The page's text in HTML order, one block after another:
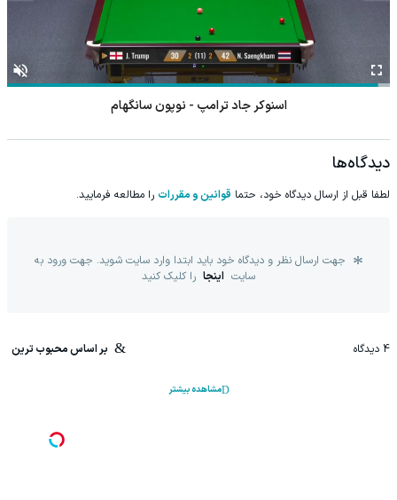
اسنوکر ژیائو گودونگ - آنتونی مک گیل
دیدگاه‌ها
لطفا قبل از ارسال دیدگاه خود، حتما قوانین و مقررات را مطالعه فرمایید.
جهت ارسال نظر و دیدگاه خود باید ابتدا وارد سایت شوید. جهت ورود به
سایت اینجا را کلیک کنید
4 دیدگاه بر اساس محبوب ترین
مشاهده بیشتر